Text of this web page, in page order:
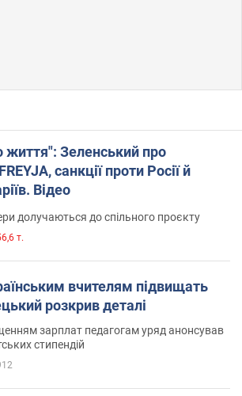
життя": Зеленський про
санкції проти Росії й
Відео
долучаються до спільного проєкту
т.
вчителям підвищать
розкрив деталі
зарплат педагогам уряд анонсував
стипендій